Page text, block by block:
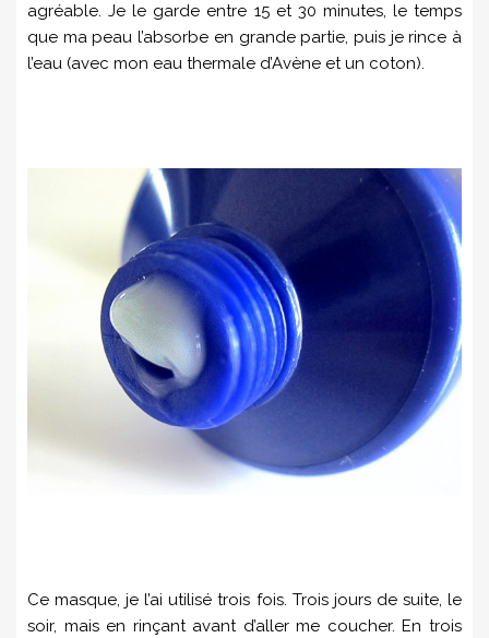
agréable. Je le garde entre 15 et 30 minutes, le temps
que ma peau l’absorbe en grande partie, puis je rince à
l’eau (avec mon eau thermale d’Avène et un coton).
Ce masque, je l’ai utilisé trois fois. Trois jours de suite, le
soir, mais en rinçant avant d’aller me coucher. En trois